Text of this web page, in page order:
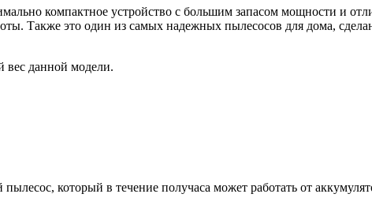
компактное устройство с большим запасом мощности и
Также это один из самых надежных пылесосов для дома,
вес данной модели.
который в течение получаса может работать от